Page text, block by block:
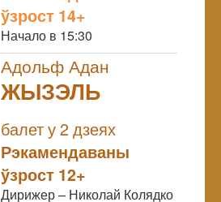
ўзрост 14+
Начало в 15:30
Адольф Адан
ЖЫЗЭЛЬ
балет у 2 дзеях
Рэкамендаваны
ўзрост 12+
Дирижер – Николай Колядко